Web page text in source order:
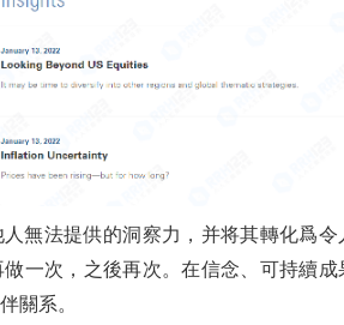
人無法提供的洞察力，并将其轉化爲
一次，之後再次。在信念、可持續
關系。